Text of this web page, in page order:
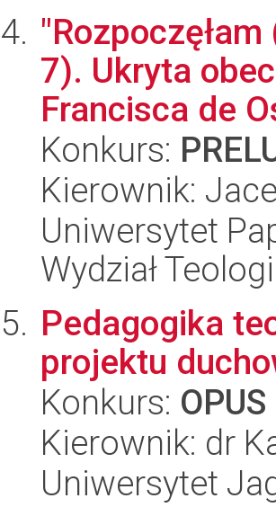
7). Ukryta
Francisca de
Konkurs:
Kierownik:
Uniwersytet
Wydział
Pedagogika
projektu
Konkurs:
Kierownik: dr
Uniwersytet